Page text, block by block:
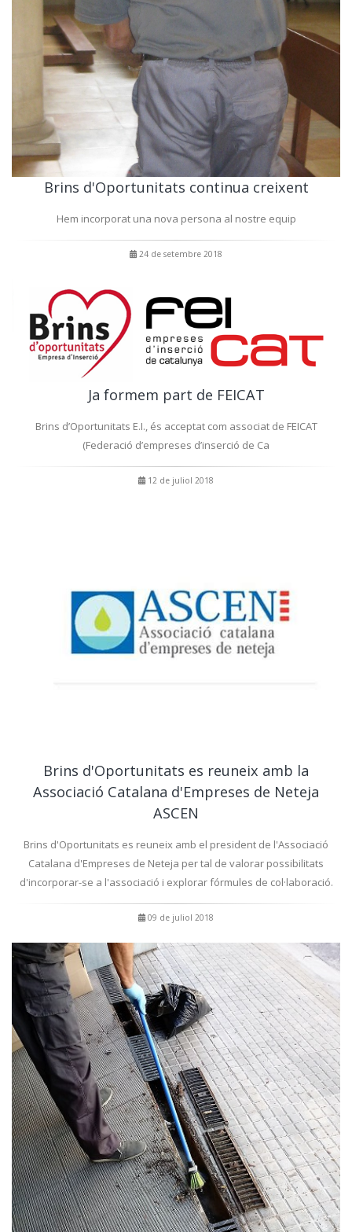
Brins d'Oportunitats continua creixent
Hem incorporat una nova persona al nostre equip
24 de setembre 2018
Ja formem part de FEICAT
Brins d’Oportunitats E.I., és acceptat com associat de FEICAT
(Federació d’empreses d’inserció de Ca
12 de juliol 2018
Brins d'Oportunitats es reuneix amb la
Associació Catalana d'Empreses de Neteja
ASCEN
Brins d'Oportunitats es reuneix amb el president de l'Associació
Catalana d'Empreses de Neteja per tal de valorar possibilitats
d'incorporar-se a l'associació i explorar fórmules de col·laboració.
09 de juliol 2018